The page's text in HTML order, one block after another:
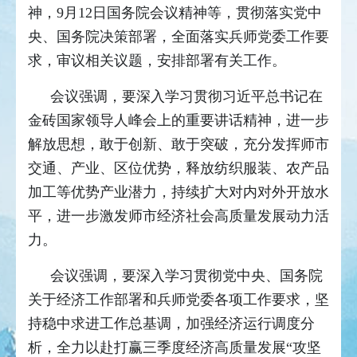
神，9月12日国务院会议精神等，贯彻落实党中
央、国务院决策部署，全面落实兵师党委工作要
求，审议相关议题，安排部署有关工作。
会议强调，要深入学习贯彻习近平总书记在
金砖国家领导人峰会上的重要讲话精神，进一步
解放思想，敢于创新、敢于突破，充分发挥师市
交通、产业、区位优势，释放纺织服装、农产品
加工等优势产业潜力，持续扩大对内对外开放水
平，进一步激发师市经济社会高质量发展动力活
力。
会议强调，要深入学习贯彻党中央、国务院
关于经济工作部署和兵师党委各项工作要求，坚
持稳中求进工作总基调，加强经济运行调度分
析，全力以赴打赢三季度经济高质量发展“攻坚